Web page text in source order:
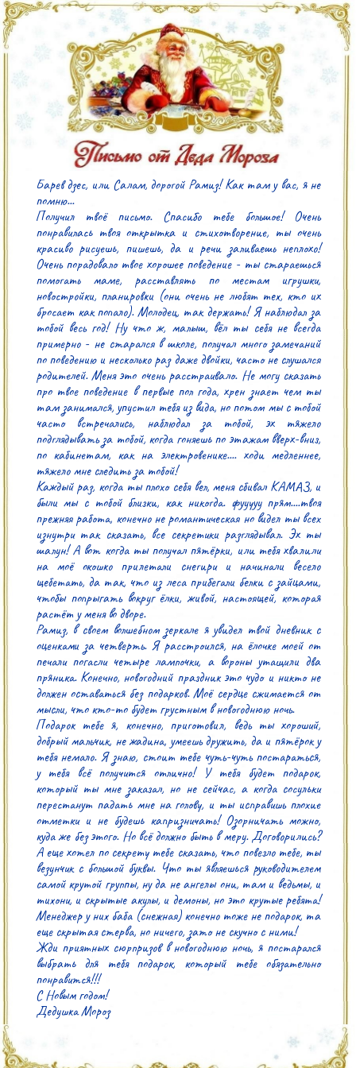
Барев дзес, или Салам, дорогой Рамиз! Как там у вас, я не
помню...
Получил твоё письмо. Спасибо тебе большое! Очень
понравилась твоя открытка и стихотворение, ты очень
красиво рисуешь, пишешь, да и речи заливаешь неплохо!
Очень порадовало твое хорошее поведение - ты стараешься
помогать маме, расставлять по местам игрушки,
новостройки, планировки (они очень не любят тех, кто их
бросает как попало). Молодец, так держать! Я наблюдал за
тобой весь год! Ну что ж, малыш, вёл ты себя не всегда
примерно - не старался в школе, получал много замечаний
по поведению и несколько раз даже двойки, часто не слушался
родителей. Меня это очень расстраивало. Не могу сказать
про твое поведение в первые пол года, хрен знает чем ты
там занимался, упустил тебя из вида, но потом мы с тобой
часто встречались, наблюдал за тобой, эх тяжело
подглядывать за тобой, когда гоняешь по этажам вверх-вниз,
по кабинетам, как на электровенике.... ходи медленнее,
тяжело мне следить за тобой!
Каждый раз, когда ты плохо себя вел, меня сбивал КАМАЗ, и
были мы с тобой близки, как никогда. фууууу прям....твоя
прежняя работа, конечно не романтическая но видел ты всех
изнутри так сказать, все секретики разглядывал. Эх ты
шалун! А вот когда ты получал пятёрки, или тебя хвалили
на моё окошко прилетали снегири и начинали весело
щебетать, да так, что из леса прибегали белки с зайцами,
чтобы попрыгать вокруг ёлки, живой, настоящей, которая
растёт у меня во дворе.
Рамиз, в своем волшебном зеркале я увидел твой дневник с
оценками за четверть. Я расстроился, на ёлочке моей от
печали погасли четыре лампочки, а вороны утащили два
пряника. Конечно, новогодний праздник это чудо и никто не
должен оставаться без подарков. Моё сердце сжимается от
мысли, что кто-то будет грустным в новогоднюю ночь.
Подарок тебе я, конечно, приготовил, ведь ты хороший,
добрый мальчик, не жадина, умеешь дружить, да и пятёрок у
тебя немало. Я знаю, стоит тебе чуть-чуть постараться,
у тебя всё получится отлично! У тебя будет подарок,
который ты мне заказал, но не сейчас, а когда сосульки
перестанут падать мне на голову, и ты исправишь плохие
отметки и не будешь капризничать! Озорничать можно,
куда же без этого. Но всё должно быть в меру. Договорились?
А еще хотел по секрету тебе сказать, что повезло тебе, ты
везунчик с большой буквы. Что ты являешься руководителем
самой крутой группы, ну да не ангелы они, там и ведьмы, и
тихони, и скрытые акулы, и демоны, но это крутые ребята!
Менеджер у них баба (снежная) конечно тоже не подарок, та
еще скрытая стерва, но ничего, зато не скучно с ними!
Жди приятных сюрпризов в новогоднюю ночь, я постарался
выбрать для тебя подарок, который тебе обязательно
понравится!!!
С Новым годом!
Дедушка Мороз